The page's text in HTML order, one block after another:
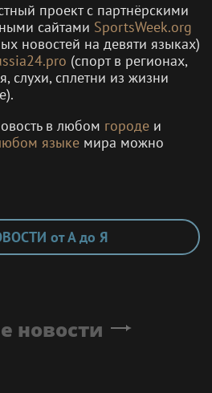
проект с партнёрскими
сайтами SportsWeek.org
новостей на девяти языках)
(спорт в регионах,
слухи, сплетни из жизни
в любом городе и
языке мира можно
от А до Я
новости